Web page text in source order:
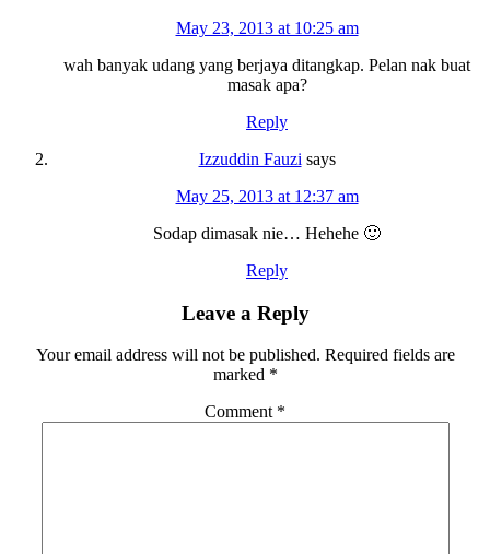
May 23, 2013 at 10:25 am
wah banyak udang yang berjaya ditangkap. Pelan nak buat
masak apa?
Reply
Izzuddin Fauzi says
May 25, 2013 at 12:37 am
Sodap dimasak nie… Hehehe 🙂
Reply
Leave a Reply
Your email address will not be published. Required fields are
marked *
Comment *